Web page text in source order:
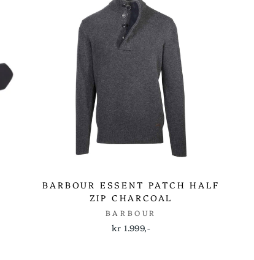
BARBOUR ESSENT PATCH HALF
ZIP CHARCOAL
BARBOUR
kr 1.999,-